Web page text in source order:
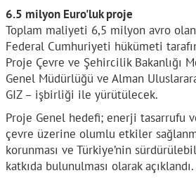
6.5 milyon Euro'luk proje
Toplam maliyeti 6,5 milyon avro
Federal Cumhuriyeti hükümeti
Proje Çevre ve Şehircilik Bakanlığı
Genel Müdürlüğü ve Alman
GIZ – işbirliği ile yürütülecek.
Proje Genel hedefi; enerji tasarrufu
çevre üzerine olumlu etkiler
korunması ve Türkiye’nin
katkıda bulunulması olarak açıklandı.